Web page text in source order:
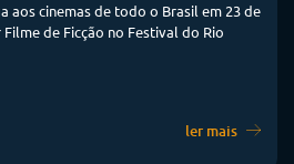
aos cinemas de todo o Brasil em 23 de
de Ficção no Festival do Rio
ler mais